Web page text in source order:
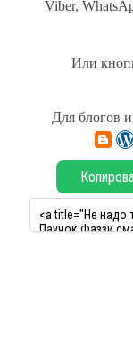
Viber,
Или
Для блогов